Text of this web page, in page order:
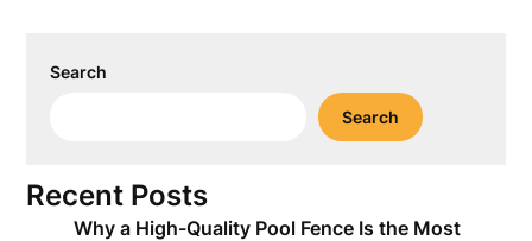
Search
Search
Recent Posts
Why a High-Quality Pool Fence Is the Most